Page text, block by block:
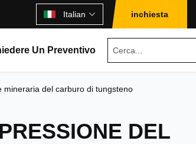
Italian inchiesta
Un Preventivo
mineraria del carburo di tungsteno
DEL